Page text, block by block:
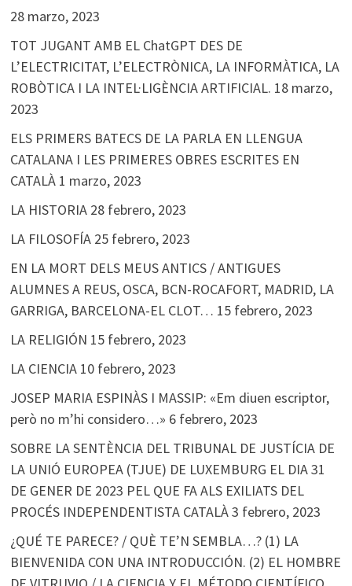
28 marzo, 2023
TOT JUGANT AMB EL ChatGPT DES DE
L’ELECTRICITAT, L’ELECTRÒNICA, LA INFORMÀTICA, LA
ROBÒTICA I LA INTEL·LIGÈNCIA ARTIFICIAL. 18 marzo,
2023
ELS PRIMERS BATECS DE LA PARLA EN LLENGUA
CATALANA I LES PRIMERES OBRES ESCRITES EN
CATALÀ 1 marzo, 2023
LA HISTORIA 28 febrero, 2023
LA FILOSOFÍA 25 febrero, 2023
EN LA MORT DELS MEUS ANTICS / ANTIGUES
ALUMNES A REUS, OSCA, BCN-ROCAFORT, MADRID, LA
GARRIGA, BARCELONA-EL CLOT… 15 febrero, 2023
LA RELIGIÓN 15 febrero, 2023
LA CIENCIA 10 febrero, 2023
JOSEP MARIA ESPINÀS I MASSIP: «Em diuen escriptor,
però no m’hi considero…» 6 febrero, 2023
SOBRE LA SENTÈNCIA DEL TRIBUNAL DE JUSTÍCIA DE
LA UNIÓ EUROPEA (TJUE) DE LUXEMBURG EL DIA 31
DE GENER DE 2023 PEL QUE FA ALS EXILIATS DEL
PROCÉS INDEPENDENTISTA CATALÀ3 febrero, 2023
¿QUÉ TE PARECE? / QUÈ TE’N SEMBLA…? (1) LA
BIENVENIDA CON UNA INTRODUCCIÓN. (2) EL HOMBRE